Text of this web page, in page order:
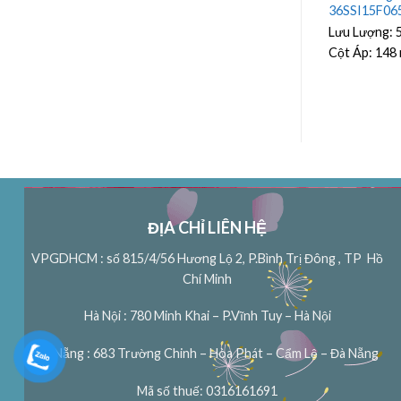
Lưu Lượng:
Cột Áp: 148
ĐỊA CHỈ LIÊN HỆ
VPGDHCM : số 815/4/56 Hương Lộ 2, P.Bình Trị Đông , TP Hồ
Chí Minh
Hà Nội : 780 Minh Khai – P.Vĩnh Tuy – Hà Nội
Đà Nẵng : 683 Trường Chinh – Hòa Phát – Cẩm Lệ – Đà Nẵng
Mã số thuế: 0316161691